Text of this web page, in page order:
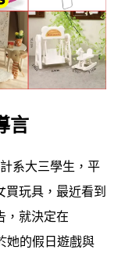
言
系大三學生，平
買玩具，最近看到
，就決定在
她的假日遊戲與